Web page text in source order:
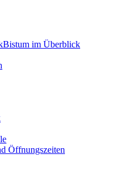
Bistum im Überblick
Öffnungszeiten